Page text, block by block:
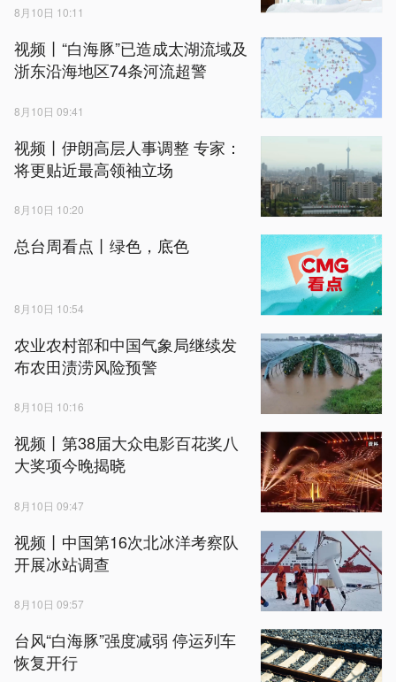
8月10日 10:11
视频丨“白海豚”已造成太湖流域及
浙东沿海地区74条河流超警
8月10日 09:41
视频丨伊朗高层人事调整 专家：
将更贴近最高领袖立场
8月10日 10:20
总台周看点丨绿色，底色
8月10日 10:54
农业农村部和中国气象局继续发
布农田渍涝风险预警
8月10日 10:16
视频丨第38届大众电影百花奖八
大奖项今晚揭晓
8月10日 09:47
视频丨中国第16次北冰洋考察队
开展冰站调查
8月10日 09:57
台风“白海豚”强度减弱 停运列车
恢复开行